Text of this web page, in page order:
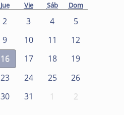
Jue Vie Sáb Dom
2 3 4
5
9 10 11
12
16 17 18
19
23 24 25
26
30 31 1 2